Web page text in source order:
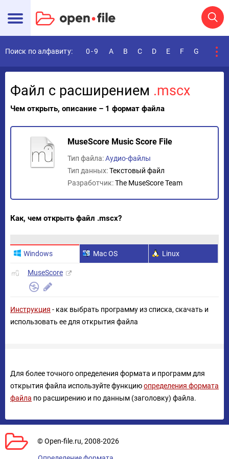
Поиск по алфавиту: 0-9 A B C D E F G
Файл с расширением .mscx
Чем открыть, описание – 1 формат файла
MuseScore Music Score File
Тип файла:Аудио-файлы
Тип данных:Текстовый файл
Разработчик:The MuseScore Team
Как, чем открыть файл .mscx?
Windows Mac OS Linux
MuseScore
Инструкция - как выбрать программу из списка, скачать и
использовать ее для открытия файла
Для более точного определения формата и программ для
открытия файла используйте функциюопределения формата
файла по расширению и по данным (заголовку) файла.
© Open-file.ru, 2008-2026